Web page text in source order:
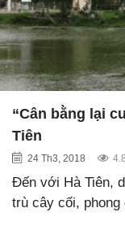
“Cân bằng lại
Tiên
24 Th3, 2018
Đến với Hà Tiên,
trù cây cối,